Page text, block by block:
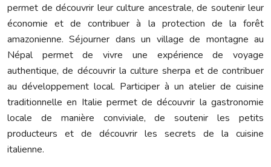
permet de découvrir leur culture ancestrale, de soutenir leur
économie et de contribuer à la protection de la forêt
amazonienne. Séjourner dans un village de montagne au
Népal permet de vivre une expérience de voyage
authentique, de découvrir la culture sherpa et de contribuer
au développement local. Participer à un atelier de cuisine
traditionnelle en Italie permet de découvrir la gastronomie
locale de manière conviviale, de soutenir les petits
producteurs et de découvrir les secrets de la cuisine
italienne.